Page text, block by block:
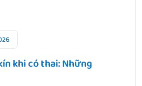
khi có thai: Những